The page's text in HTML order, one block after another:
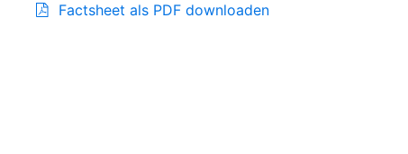
Factsheet als PDF downloaden